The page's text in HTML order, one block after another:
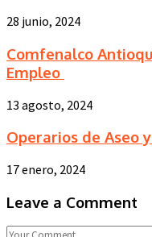
28 junio, 2024
Comfenalco
Empleo
13 agosto, 2024
Operarios de Aseo
17 enero, 2024
Leave a Comment